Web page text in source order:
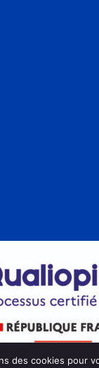
des cookies pour